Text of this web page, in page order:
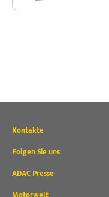
Wichtige
und
Links
Kontakte
Folgen Sie uns
ADAC Presse
Motorwelt